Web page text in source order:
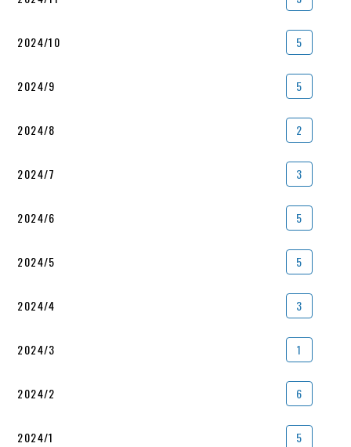
2024/10 5
2024/9 5
2024/8 2
2024/7 3
2024/6 5
2024/5 5
2024/4 3
2024/3 1
2024/2 6
2024/1 5